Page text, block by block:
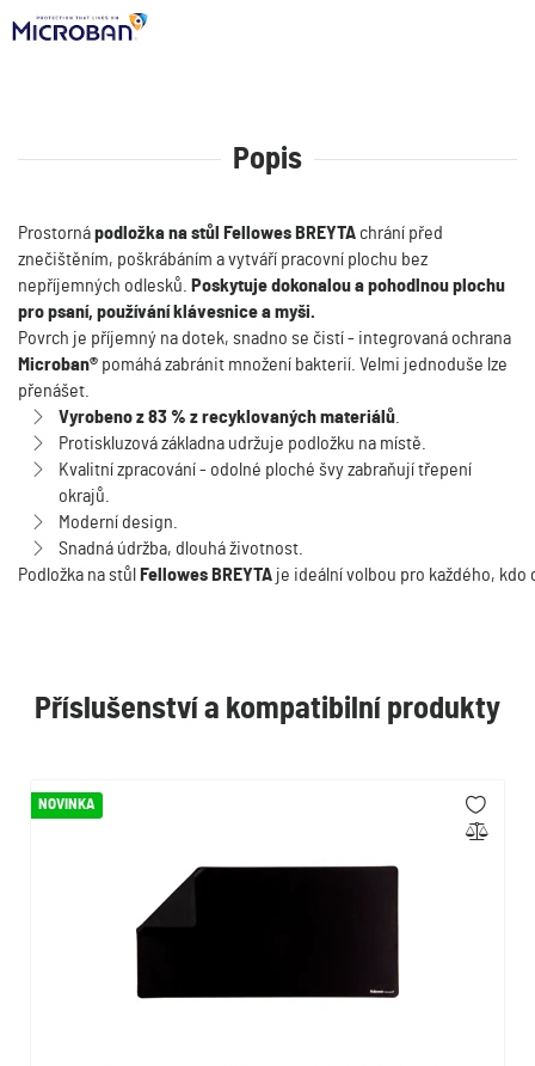
Popis
Prostornápodložka na stůl Fellowes BREYTA chrání před
znečištěním, poškrábáním a vytváří pracovní plochu bez
nepříjemných odlesků.
Poskytuje dokonalou a pohodlnou plochu
pro psaní, používání klávesnice a myši.
Povrch je příjemný na dotek, snadno se čistí - integrovaná ochrana
Microban® pomáhá zabránit množení bakterií. Velmi jednoduše lze
přenášet.
Vyrobeno z 83 % z recyklovaných materiálů
Protiskluzová základna udržuje podložku na místě.
Kvalitní zpracování - odolné ploché švy zabraňují třepení
okrajů.
Moderní design.
Snadná údržba, dlouhá životnost.
Podložka nastůl Fellowes BREYTA je ideálnívolbou pro každého, kdo
Příslušenství a kompatibilní produkty
NOVINKA